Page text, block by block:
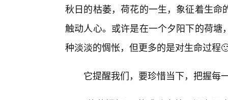
秋日的枯萎，荷花的一生，象征着生
触动人心。或许是在一个夕阳下的荷
种淡淡的惆怅，但更多的是对生命过程
它提醒我们，要珍惜当下，把握每